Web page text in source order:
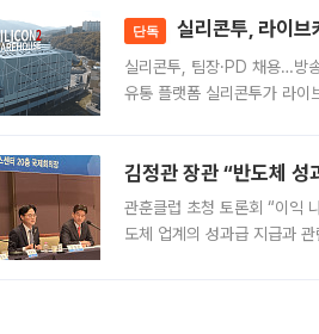
단독 실리콘투, 라이브
실리콘투, 팀장·PD 채용…방
유통 플랫폼 실리콘투가 라이
김정관 장관 “반도체 성
관훈클럽 초청 토론회 “이익
도체 업계의 성과급 지급과